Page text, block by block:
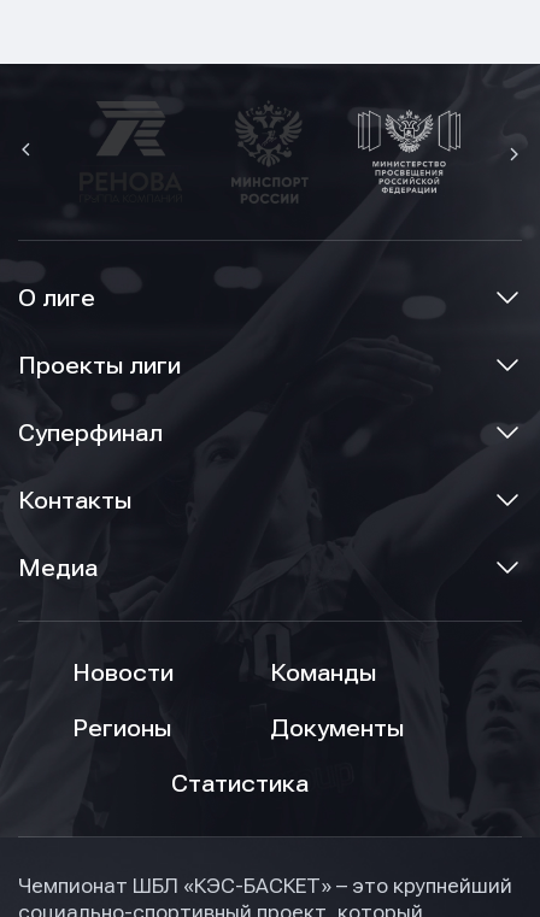
О лиге
Проекты лиги
Суперфинал
Контакты
Медиа
Новости
Команды
Регионы
Документы
Статистика
Чемпионат ШБЛ «КЭС-БАСКЕТ» – это крупнейший
социально-спортивный проект, который